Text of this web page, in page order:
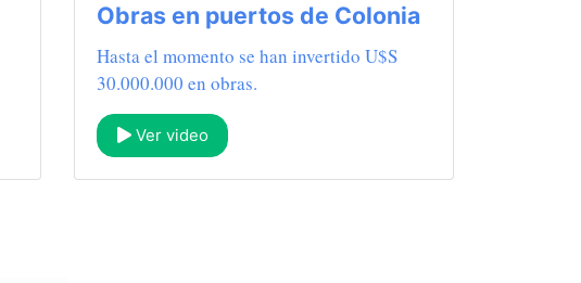
Obras en puertos de Colonia
Hasta el momento se han invertido U$S
30.000.000 en obras.
Ver video